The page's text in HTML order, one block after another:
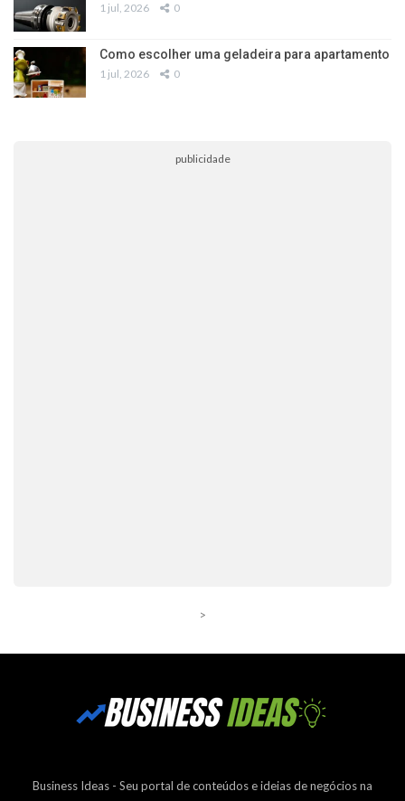
1 jul, 2026 0
Como escolher uma geladeira para apartamento
1 jul, 2026 0
publicidade
>
Business Ideas - Seu portal de conteúdos e ideias de negócios na